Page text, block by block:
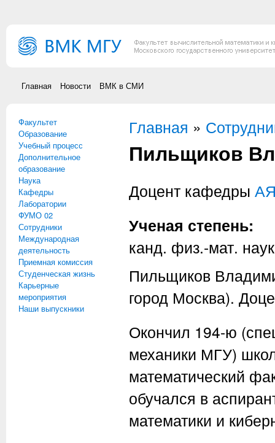
Главная Новости ВМК в СМИ
Факультет
Образование
Учебный процесс
Дополнительное
образование
Наука
Кафедры
Лаборатории
ФУМО 02
Сотрудники
Международная
деятельность
Приемная комиссия
Студенческая жизнь
Карьерные
мероприятия
Наши выпускники
Вы здесь
Главная »
Пильщиков
Доцент кафедры
Ученая степень:
канд. физ.-мат. наук
Пильщиков
город Москва).
Окончил 194-ю
механики МГУ)
математический
обучался в
математики и